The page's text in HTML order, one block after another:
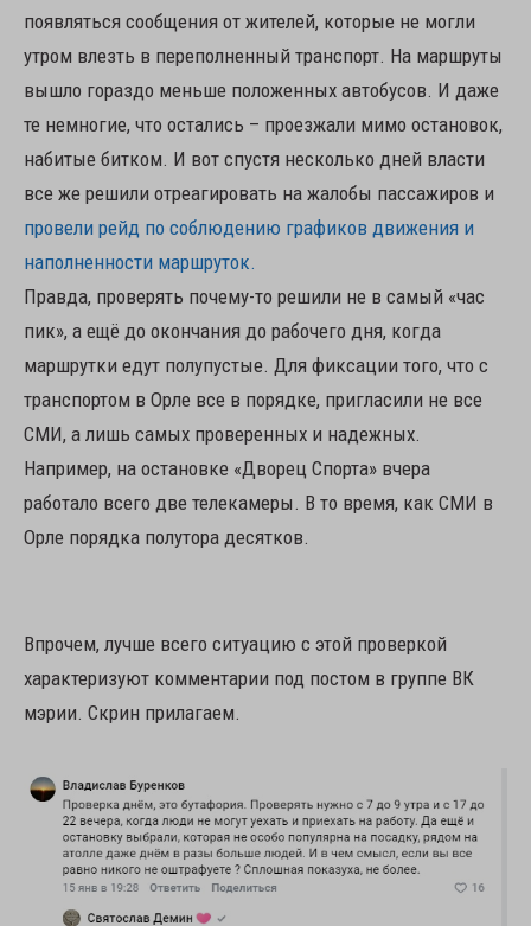
появляться сообщения от жителей, которые не могли
утром влезть в переполненный транспорт. На маршруты
вышло гораздо меньше положенных автобусов. И даже
те немногие, что остались – проезжали мимо остановок,
набитые битком. И вот спустя несколько дней власти
все же решили отреагировать на жалобы пассажиров и
провели рейд по соблюдению графиков движения и
наполненности маршруток.
Правда, проверять почему-то решили не в самый «час
пик», а ещё до окончания до рабочего дня, когда
маршрутки едут полупустые. Для фиксации того, что с
транспортом в Орле все в порядке, пригласили не все
СМИ, а лишь самых проверенных и надежных.
Например, на остановке «Дворец Спорта» вчера
работало всего две телекамеры. В то время, как СМИ в
Орле порядка полутора десятков.
Впрочем, лучше всего ситуацию с этой проверкой
характеризуют комментарии под постом в группе ВК
мэрии. Скрин прилагаем.